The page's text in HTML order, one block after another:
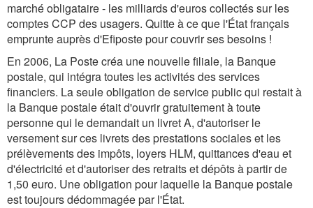
marché obligataire - les milliards d'euros collectés sur les
comptes CCP des usagers. Quitte à ce que l'État français
emprunte auprès d'Efiposte pour couvrir ses besoins !
En 2006, La Poste créa une nouvelle filiale, la Banque
postale, qui intégra toutes les activités des services
financiers. La seule obligation de service public qui restait à
la Banque postale était d'ouvrir gratuitement à toute
personne qui le demandait un livret A, d'autoriser le
versement sur ces livrets des prestations sociales et les
prélèvements des impôts, loyers HLM, quittances d'eau et
d'électricité et d'autoriser des retraits et dépôts à partir de
1,50 euro. Une obligation pour laquelle la Banque postale
est toujours dédommagée par l'État.